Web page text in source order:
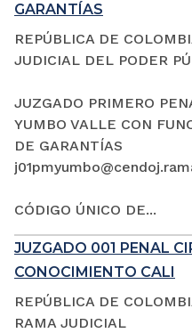
GARANTÍAS
REPÚBLICA DE
JUDICIAL DEL PODER
JUZGADO PRIMERO
YUMBO VALLE CON
DE GARANTÍAS
CÓDIGO ÚNICO DE...
JUZGADO 001 PENAL
CONOCIMIENTO CALI
REPÚBLICA DE
RAMA JUDICIAL